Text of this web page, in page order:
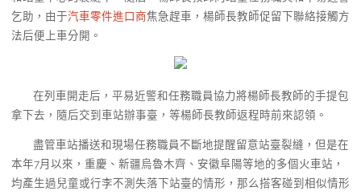
乞助，由于汽車零件進口商焦急趕車，楊師長教師促留下聯絡接觸方
法后便上車分開。
在列車開走后，平易近警和任務職員協力將楊師長教師的手提包
拿下去，隨后交到車站辦事臺，等楊師長教師返程時前來認領。
盡管車站播送和現場任務職員不斷地提醒留意站臺裂縫，但是在
本年7月以來，重慶、新疆烏魯木齊、安徽阜陽等地的多個火車站，
均產生過兒童或行李不測失落下站臺的情形，那么搭客碰到相似情形